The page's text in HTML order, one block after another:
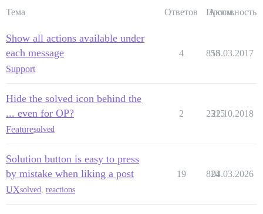
Тема Ответов Просм.
Активность
Show all actions available under
each message
Support
4 858
15.03.2017
Hide the solved icon behind the
... even for OP?
Featuresolved
2 2315
22.10.2018
Solution button is easy to press
by mistake when liking a post
UXsolved, reactions
19 824
03.03.2026